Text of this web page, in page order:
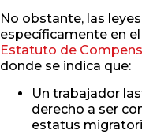
No obstante, las
específicamente en el
Estatuto de
donde se indica que:
Un trabajador
derecho a ser
estatus